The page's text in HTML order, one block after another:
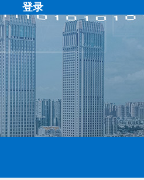
登录